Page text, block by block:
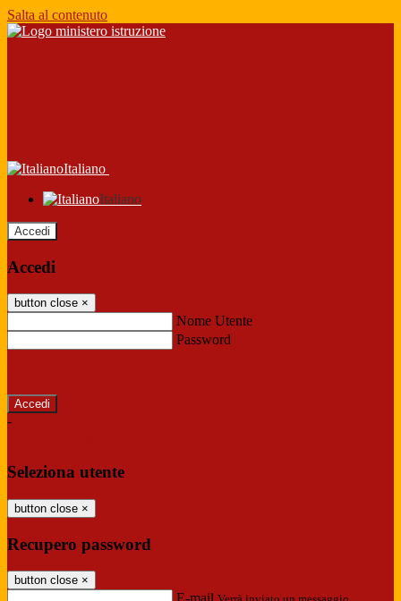
Salta al contenuto
Italiano
Italiano
Accedi
Accedi
button close ×
Nome Utente
Password
-
Seleziona utente
button close ×
Recupero password
button close ×